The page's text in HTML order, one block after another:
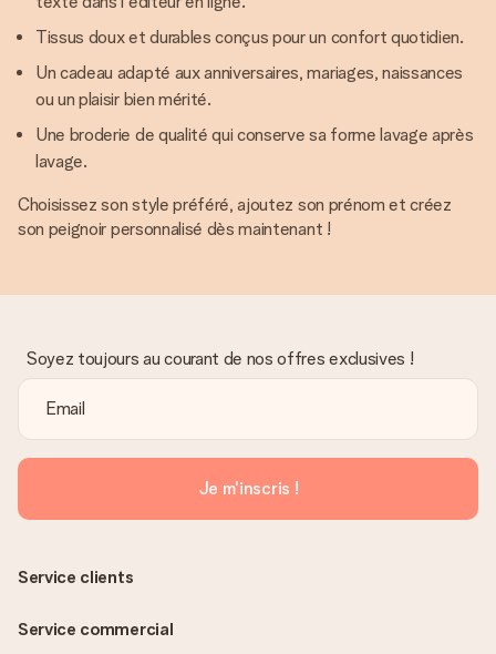
Tissus doux et durables conçus pour un confort quotidien.
Un cadeau adapté aux anniversaires, mariages, naissances
ou un plaisir bien mérité.
Une broderie de qualité qui conserve sa forme lavage après
lavage.
Choisissez son style préféré, ajoutez son prénom et créez
son peignoir personnalisé dès maintenant !
Soyez toujours au courant de nos offres exclusives !
Je m'inscris !
Service clients
Service commercial